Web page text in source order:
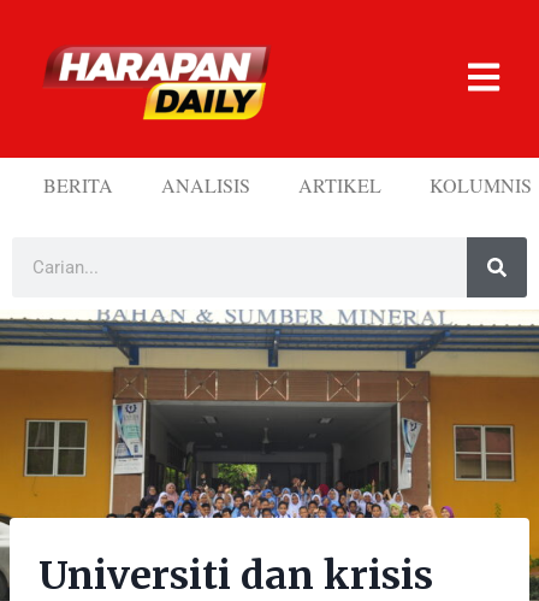
BERITA ANALISIS ARTIKEL KOLUMNIS
Universiti dan krisis